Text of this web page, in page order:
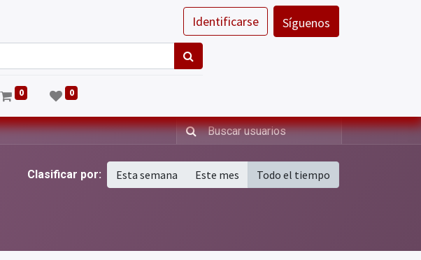
Identificarse Síguenos
0 0
Clasificar por: Esta semana Este mes Todo el tiempo